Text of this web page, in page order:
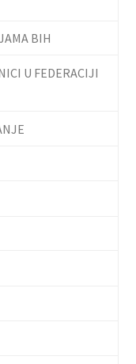
BIH
U FEDERACIJI